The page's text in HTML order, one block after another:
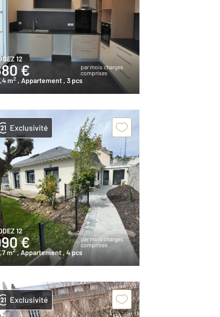
12
€
par mois charges
comprises
m2 , Appartement , 3 pcs
Exclusivité
12
€
par mois charges
comprises
m2 , Appartement , 4 pcs
Exclusivité